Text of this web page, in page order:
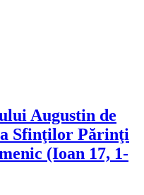
Augustin de
Sfinţilor Părinţi
(Ioan 17, 1-